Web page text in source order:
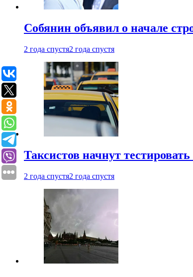
Собянин объявил о начале
2 года спустя2 года спустя
Таксистов начнут
2 года спустя2 года спустя